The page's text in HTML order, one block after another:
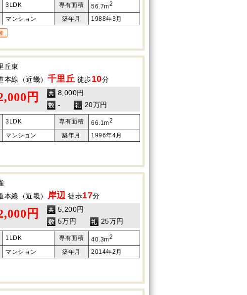
3LDK 専有面積 56.7m2
マンション 築年月 1988年3月
丘東
本線（近畿） 千里丘 徒歩10分
円
8,000円
-
20万円
3LDK 専有面積 66.1m2
マンション 築年月 1996年4月
本線（近畿） 岸辺 徒歩17分
円
5,200円
5万円
25万円
1LDK 専有面積 40.3m2
マンション 築年月 2014年2月